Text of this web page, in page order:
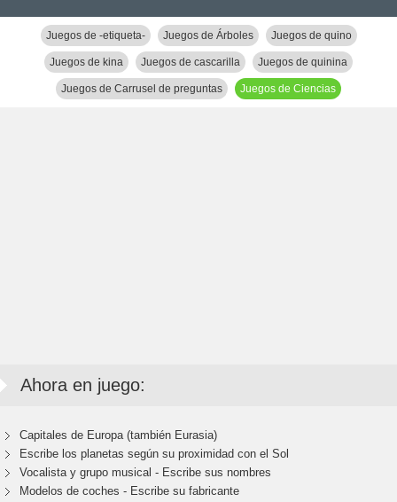
Juegos de -etiqueta- Juegos de Árboles Juegos de quino
Juegos de kina Juegos de cascarilla Juegos de quinina
Juegos de Carrusel de preguntas Juegos de Ciencias
Ahora en juego:
Capitales de Europa (también Eurasia)
Escribe los planetas según su proximidad con el Sol
Vocalista y grupo musical - Escribe sus nombres
Modelos de coches - Escribe su fabricante